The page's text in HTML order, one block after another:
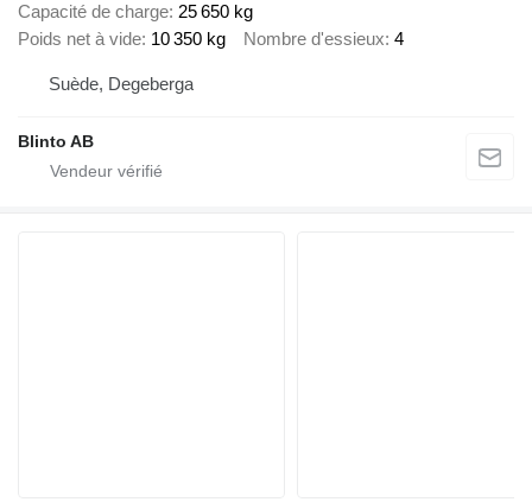
Capacité de charge 25 650 kg
Poids net à vide 10 350 kg Nombre d'essieux 4
Suède, Degeberga
Blinto AB